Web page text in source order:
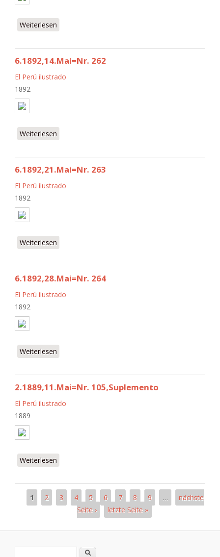
Weiterlesen
6.1892,14.Mai=Nr. 262
El Perú ilustrado
1892
Weiterlesen
6.1892,21.Mai=Nr. 263
El Perú ilustrado
1892
Weiterlesen
6.1892,28.Mai=Nr. 264
El Perú ilustrado
1892
Weiterlesen
2.1889,11.Mai=Nr. 105,Suplemento
El Perú ilustrado
1889
Weiterlesen
Seiten
1 2 3 4 5 6 7 8 9 …
nächste
Seite ›
letzte Seite »
Suche